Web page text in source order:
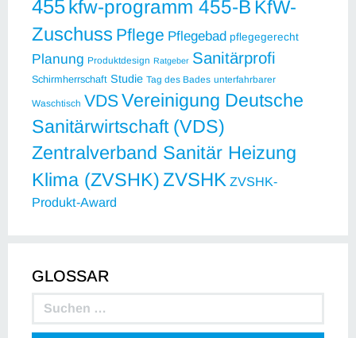
455 kfw-programm 455-B KfW-
Zuschuss Pflege Pflegebad pflegegerecht
Planung Produktdesign Ratgeber Sanitärprofi
Schirmherrschaft Studie Tag des Bades unterfahrbarer
Waschtisch VDSVereinigung Deutsche
Sanitärwirtschaft (VDS)
Zentralverband Sanitär Heizung
Klima (ZVSHK)ZVSHK ZVSHK-
Produkt-Award
GLOSSAR